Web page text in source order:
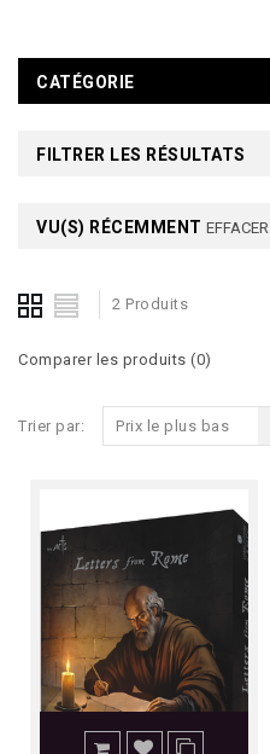
CATÉGORIE
FILTRER LES RÉSULTATS
VU(S) RÉCEMMENT EFFACER
2 Produits
Comparer les produits (0)
Trier par: Prix le plus bas